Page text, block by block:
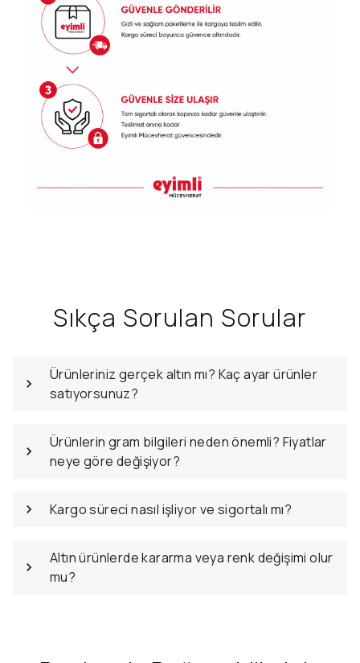
Sıkça Sorulan Sorular
Ürünleriniz gerçek altın mı? Kaç ayar ürünler
satıyorsunuz?
Ürünlerin gram bilgileri neden önemli? Fiyatlar
neye göre değişiyor?
Kargo süreci nasıl işliyor ve sigortalı mı?
Altın ürünlerde kararma veya renk değişimi olur
mu?